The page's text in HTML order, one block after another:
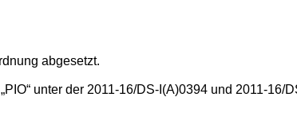
abgesetzt.
unter der 2011-16/DS-I(A)0394 und 2011-16/